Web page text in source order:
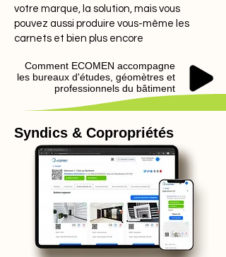
votre marque, la solution, mais vous
pouvez aussi produire vous-même les
carnets et bien plus encore
Comment ECOMEN accompagne
les bureaux d'études, géomètres et
professionnels du bâtiment
Syndics & Copropriétés